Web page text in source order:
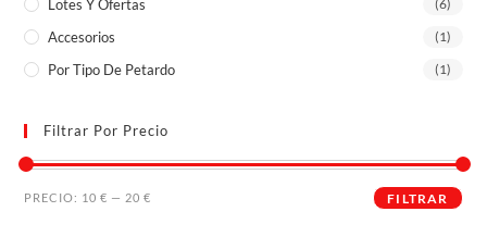
Lotes Y Ofertas (6)
Accesorios (1)
Por Tipo De Petardo (1)
Filtrar Por Precio
FILTRAR
PRECIO: 10 € — 20 €